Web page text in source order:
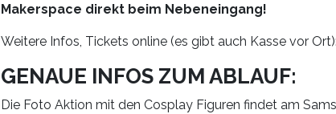
Makerspace direkt beim Nebeneingang!
Weitere Infos, Tickets online (es gibt auch Kasse vor Ort):
GENAUE INFOS ZUM ABLAUF:
Die Foto Aktion mit den Cosplay Figuren findet am